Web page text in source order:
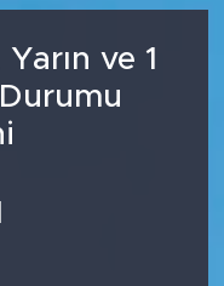
ve 1
Fikstür